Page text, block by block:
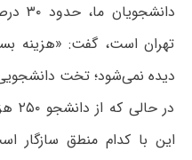
تهران است، گفت: «هزینه
این با کدام منطق سازگار